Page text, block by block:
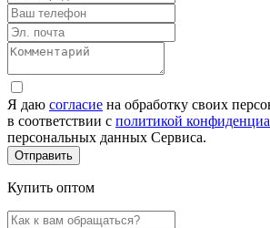
Я даю согласие на обработку своих
в соответствии с политикой
персональных данных Сервиса.
Купить оптом